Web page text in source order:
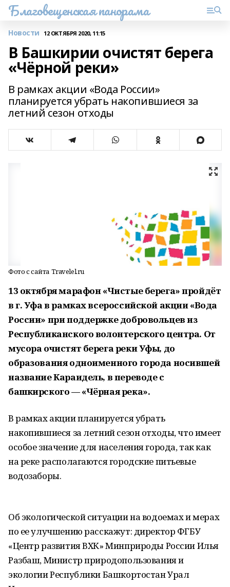
Благовещенская панорама
Новости 12 ОКТЯБРЯ 2020, 11:15
В Башкирии очистят берега
«Чёрной реки»
В рамках акции «Вода России»
планируется убрать накопившиеся за
летний сезон отходы
Фото с сайта Travelel.ru
13 октября марафон «Чистые берега» пройдёт
в г. Уфа в рамках всероссийской акции «Вода
России» при поддержке добровольцев из
Республиканского волонтерского центра. От
мусора очистят берега реки Уфы, до
образования одноименного города носившей
название Караидель, в переводе с
башкирского — «Чёрная река».
В рамках акции планируется убрать
накопившиеся за летний сезон отходы, что имеет
особое значение для населения города, так как
на реке располагаются городские питьевые
водозаборы.
Об экологической ситуации на водоемах и мерах
по ее улучшению расскажут: директор ФГБУ
«Центр развития ВХК» Минприроды России Илья
Разбаш, Министр природопользования и
экологии Республики Башкортостан Урал